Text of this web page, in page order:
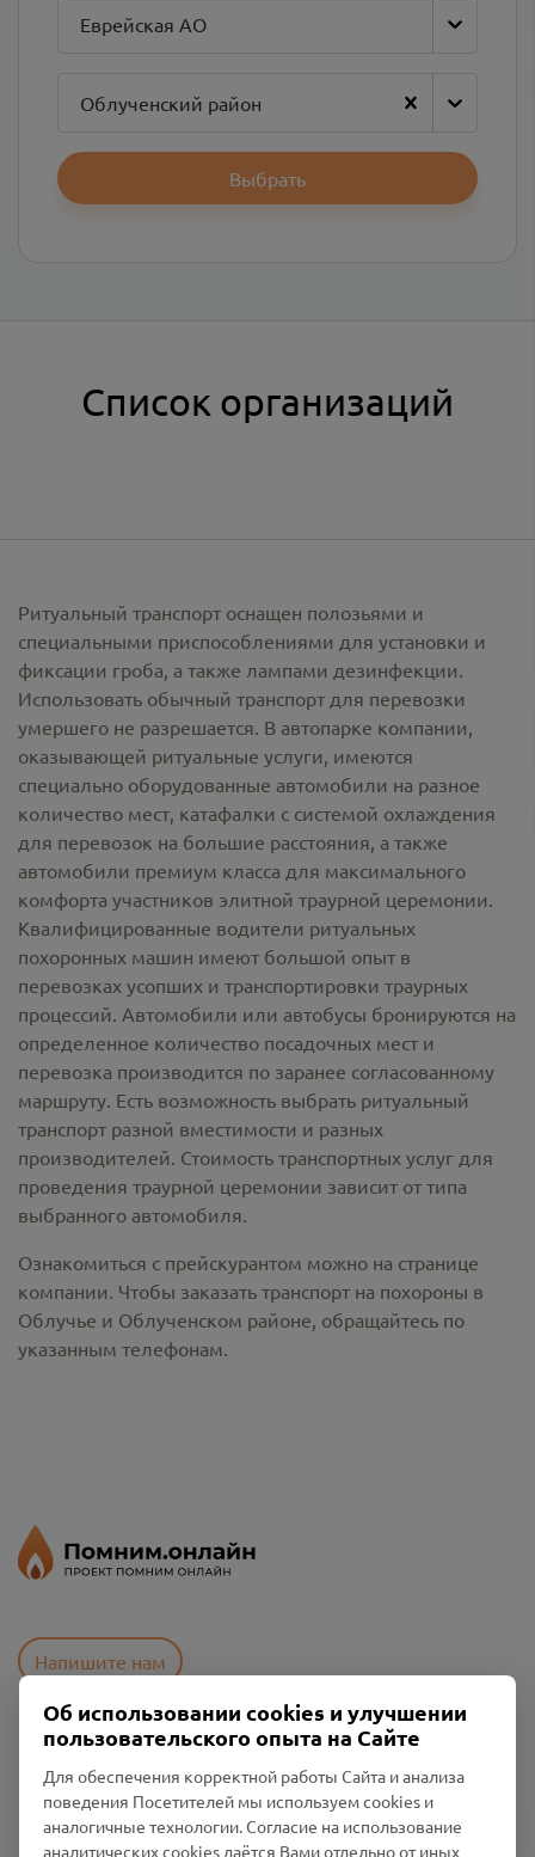
Еврейская АО
Облученский район
Выбрать
Список организаций
Ритуальный транспорт оснащен полозьями и
специальными приспособлениями для установки и
фиксации гроба, а также лампами дезинфекции.
Использовать обычный транспорт для перевозки
умершего не разрешается. В автопарке компании,
оказывающей ритуальные услуги, имеются
специально оборудованные автомобили на разное
количество мест, катафалки с системой охлаждения
для перевозок на большие расстояния, а также
автомобили премиум класса для максимального
комфорта участников элитной траурной церемонии.
Квалифицированные водители ритуальных
похоронных машин имеют большой опыт в
перевозках усопших и транспортировки траурных
процессий. Автомобили или автобусы бронируются на
определенное количество посадочных мест и
перевозка производится по заранее согласованному
маршруту. Есть возможность выбрать ритуальный
транспорт разной вместимости и разных
производителей. Стоимость транспортных услуг для
проведения траурной церемонии зависит от типа
выбранного автомобиля.
Ознакомиться с прейскурантом можно на странице
компании. Чтобы заказать транспорт на похороны в
Облучье и Облученском районе, обращайтесь по
указанным телефонам.
Напишите нам
Политика конфиденциальности
Промо-материалы
Об использовании cookies и улучшении
пользовательского опыта на Сайте
Для обеспечения корректной работы Сайта и анализа
поведения Посетителей мы используем cookies и
аналогичные технологии. Согласие на использование
аналитических cookies даётся Вами отдельно от иных